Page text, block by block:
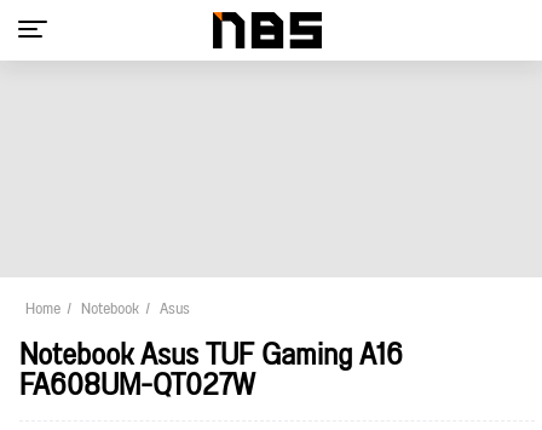
Home Notebook Asus
Notebook Asus TUF Gaming A16
FA608UM-QT027W